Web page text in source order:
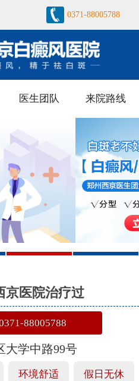
0371-88005788
医生团队 来院路线
3 4
京医院治疗过
88005788
大学中路99号
环境舒适 假日无休